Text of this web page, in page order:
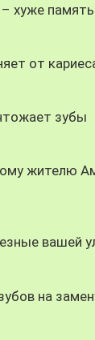
хуже память
от
зубы
жителю
вашей
на